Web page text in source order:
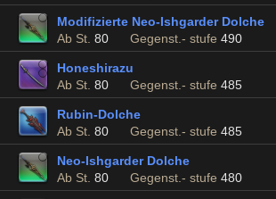
Modifizierte Neo-Ishgarder Dolche
Ab St. 80 Gegenst.- stufe 490
Honeshirazu
Ab St. 80 Gegenst.- stufe 485
Rubin-Dolche
Ab St. 80 Gegenst.- stufe 485
Neo-Ishgarder Dolche
Ab St. 80 Gegenst.- stufe 480